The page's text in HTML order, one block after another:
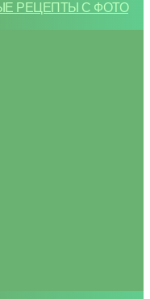
РЕЦЕПТЫ С ФОТО